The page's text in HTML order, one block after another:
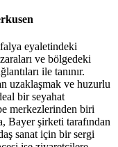
eyaletindeki
ve bölgedeki
ile tanınır.
uzaklaşmak ve huzurlu
bir seyahat
merkezlerinden biri
Bayer şirketi tarafından
sanat için bir sergi